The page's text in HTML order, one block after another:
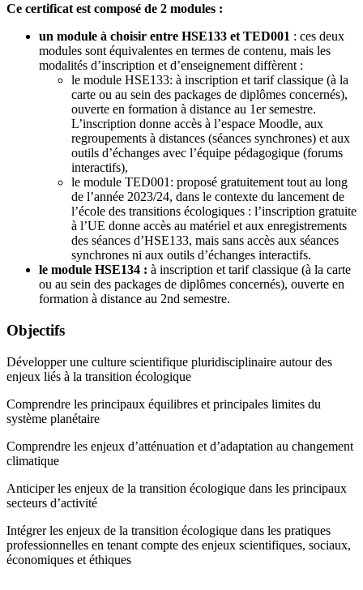
Ce certificat est composé de 2 modules :
un module à choisir entre HSE133 et TED001 : ces deux
modules sont équivalentes en termes de contenu, mais les
modalités d’inscription et d’enseignement diffèrent :
le module HSE133: à inscription et tarif classique (à la
carte ou au sein des packages de diplômes concernés),
ouverte en formation à distance au 1er semestre.
L’inscription donne accès à l’espace Moodle, aux
regroupements à distances (séances synchrones) et aux
outils d’échanges avec l’équipe pédagogique (forums
interactifs),
le module TED001: proposé gratuitement tout au long
de l’année 2023/24, dans le contexte du lancement de
l’école des transitions écologiques : l’inscription gratuite
à l’UE donne accès au matériel et aux enregistrements
des séances d’HSE133, mais sans accès aux séances
synchrones ni aux outils d’échanges interactifs.
le module HSE134 : à inscription et tarif classique (à la carte
ou au sein des packages de diplômes concernés), ouverte en
formation à distance au 2nd semestre.
Objectifs
Développer une culture scientifique pluridisciplinaire autour des
enjeux liés à la transition écologique
Comprendre les principaux équilibres et principales limites du
système planétaire
Comprendre les enjeux d’atténuation et d’adaptation au changement
climatique
Anticiper les enjeux de la transition écologique dans les principaux
secteurs d’activité
Intégrer les enjeux de la transition écologique dans les pratiques
professionnelles en tenant compte des enjeux scientifiques, sociaux,
économiques et éthiques